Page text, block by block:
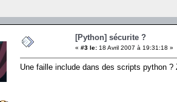
[Python] sécurite ?
« #3 le: 18 Avril 2007 à 19:31:18 »
Une faille include dans des scripts python